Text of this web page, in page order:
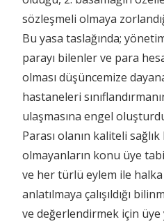
sözleşmeli olmaya
Bu yasa taslağında;
parayı bilenler ve para
olması düşüncemize
hastaneleri
ulaşmasına engel
Parası olanın kaliteli
olmayanların konu üye
ve her türlü eylem ile
anlatılmaya çalışıldığı
ve değerlendirmek için